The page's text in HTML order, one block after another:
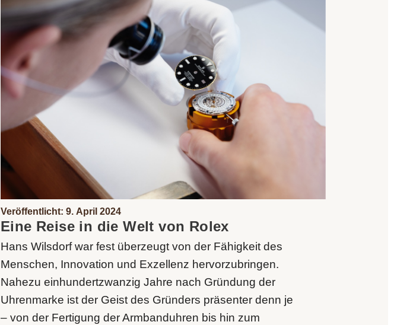
Veröffentlicht: 9. April 2024
Eine Reise in die Welt von Rolex
Hans Wilsdorf war fest überzeugt von der Fähigkeit des
Menschen, Innovation und Exzellenz hervorzubringen.
Nahezu einhundertzwanzig Jahre nach Gründung der
Uhrenmarke ist der Geist des Gründers präsenter denn je
– von der Fertigung der Armbanduhren bis hin zum